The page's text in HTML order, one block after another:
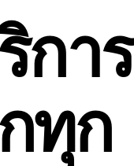
การ
ทุก